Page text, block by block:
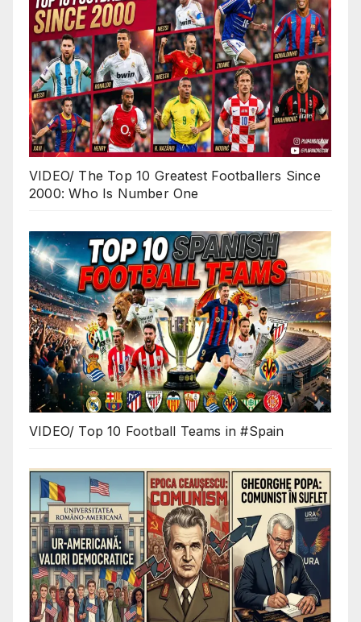
VIDEO/ The Top 10 Greatest Footballers Since
2000: Who Is Number One
VIDEO/ Top 10 Football Teams in #Spain